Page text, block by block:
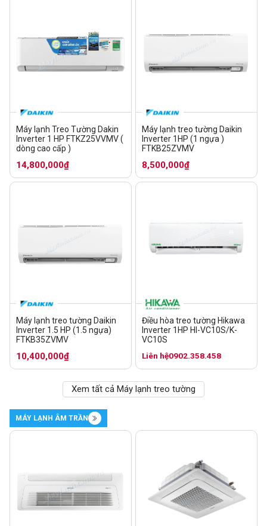
Máy lạnh Treo Tường Dakin
Inverter 1 HP FTKZ25VVMV (
dòng cao cấp )
14,800,000₫
Máy lạnh treo tường Daikin
Inverter 1HP (1 ngựa )
FTKB25ZVMV
8,500,000₫
Máy lạnh treo tường Daikin
Inverter 1.5 HP (1.5 ngựa)
FTKB35ZVMV
10,400,000₫
Điều hòa treo tường Hikawa
Inverter 1HP HI-VC10S/K-
VC10S
Liên hệ0902.358.458
Xem tất cả Máy lạnh treo tường
MÁY LẠNH ÂM TRẦN